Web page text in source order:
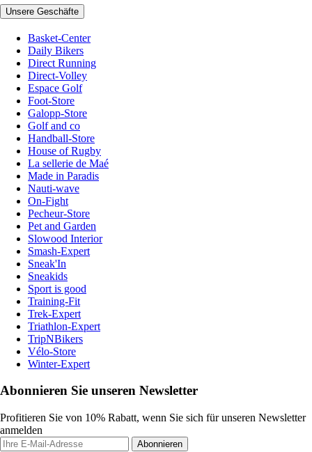
Unsere Geschäfte
Basket-Center
Daily Bikers
Direct Running
Direct-Volley
Espace Golf
Foot-Store
Galopp-Store
Golf and co
Handball-Store
House of Rugby
La sellerie de Maé
Made in Paradis
Nauti-wave
On-Fight
Pecheur-Store
Pet and Garden
Slowood Interior
Smash-Expert
Sneak'In
Sneakids
Sport is good
Training-Fit
Trek-Expert
Triathlon-Expert
TripNBikers
Vélo-Store
Winter-Expert
Abonnieren Sie unseren Newsletter
Profitieren Sie von 10% Rabatt, wenn Sie sich für unseren Newsletter
anmelden
Abonnieren